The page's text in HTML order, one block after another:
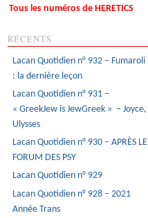
Tous les numéros de HERETICS
RÉCENTS
Lacan Quotidien n° 932 – Fumaroli
: la dernière leçon
Lacan Quotidien n° 931 –
« GreekJew is JewGreek » – Joyce,
Ulysses
Lacan Quotidien n° 930 – APRÈS LE
FORUM DES PSY
Lacan Quotidien n° 929
Lacan Quotidien n° 928 – 2021
Année Trans